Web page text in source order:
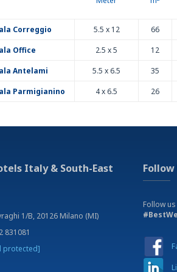
Correggio 5.5 x 12 66
Office
2.5 x 5 12
Antelami
5.5 x 6.5 35
Parmigianino
4 x 6.5 26
Italy & South-East
1/B, 20126 Milano (MI)
831081
protected]
Follow
Follow